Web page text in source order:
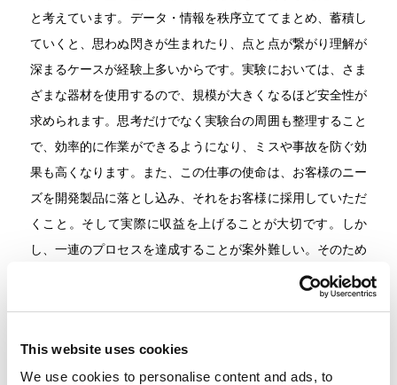
This website uses cookies
We use cookies to personalise content and ads, to
と考えています。データ・情報を秩序立ててまとめ、蓄積し
ていくと、思わぬ閃きが生まれたり、点と点が繋がり理解が
深まるケースが経験上多いからです。実験においては、さま
ざまな器材を使用するので、規模が大きくなるほど安全性が
求められます。思考だけでなく実験台の周囲も整理すること
で、効率的に作業ができるようになり、ミスや事故を防ぐ効
果も高くなります。また、この仕事の使命は、お客様のニー
ズを開発製品に落とし込み、それをお客様に採用していただ
くこと。そして実際に収益を上げることが大切です。しか
し、一連のプロセスを達成することが案外難しい。そのため
に整理整頓を行い、課題解決のために思考を整えることを心